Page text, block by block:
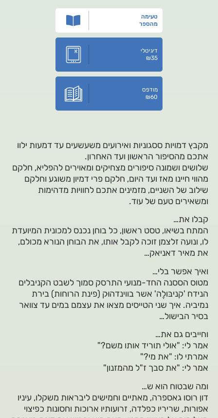
טעימה
מהספר
דיגיטלי
₪35
מודפס
₪60
מקבץ דמויות ססגוניות ואירועים משעשעים עד דמעות ילוו
אתכם מהסיפור הראשון ועד האחרון.
שלושים ושמונה סיפורים מצחיקים ומאוירים להפליא, חלקם
מהווי חיינו מאז ועד היום, חלקם פרי דמיון משוגע וחלקם
שילוב של השניים, מזמינים אתכם לחוויות מדהימות
ומשאירים טעם של עוד.
קבלו את…
המתח בשיאו, טסט ראשון, כל בוחן נכנס למכונית המיועדת
לו, ונועה זלצמן זוכה לקבל אותו, את הבוחן הנורא מכולם,
את מאיר דאניאק…
ואיך אפשר בלי…
מטוס הססנה החד-מנועי התרסק סמוך לשבט הקניבלים
הנידח 'קניבּולָה' אשר בווינדהוּק (פינת הרוחות) בירת
נמיביה. איך שני הטייסים מצאו את עצמם במים עד צוואר
בסיר הבישול…
וחייבים גם את…
אמר לי: "אולי תוריד אותו משם?"
אמרתי לו: "את מי?"
אמר לי: "את סבך ז"ל מהמזנון"
ומה שבטוח הוא ש…
דון רוסו גאספרה, מאתיים וחמישים ליבראות משקלו, עיניו
אפורות, שריריו כפלדה, זרועותיו ארוכות וחסונות כפיצוי